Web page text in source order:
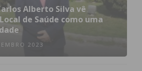
Alberto Silva vê
de Saúde como uma
2023